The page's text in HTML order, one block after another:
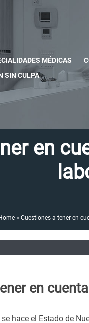
MÉDICAS
SIN CULPA
en
Home » Cuestiones a tener en
en
hace el Estado de